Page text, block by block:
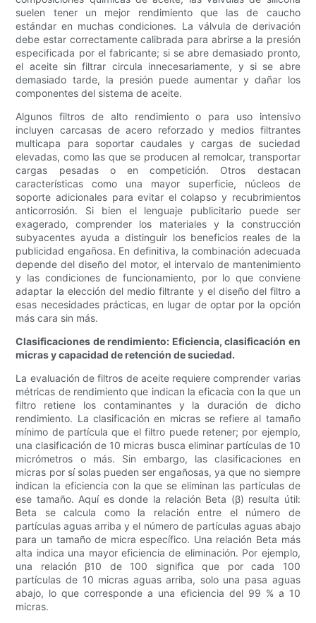
suelen tener un mejor rendimiento que las de caucho
estándar en muchas condiciones. La válvula de derivación
debe estar correctamente calibrada para abrirse a la presión
especificada por el fabricante; si se abre demasiado pronto,
el aceite sin filtrar circula innecesariamente, y si se abre
demasiado tarde, la presión puede aumentar y dañar los
componentes del sistema de aceite.
Algunos filtros de alto rendimiento o para uso intensivo
incluyen carcasas de acero reforzado y medios filtrantes
multicapa para soportar caudales y cargas de suciedad
elevadas, como las que se producen al remolcar, transportar
cargas pesadas o en competición. Otros destacan
características como una mayor superficie, núcleos de
soporte adicionales para evitar el colapso y recubrimientos
anticorrosión. Si bien el lenguaje publicitario puede ser
exagerado, comprender los materiales y la construcción
subyacentes ayuda a distinguir los beneficios reales de la
publicidad engañosa. En definitiva, la combinación adecuada
depende del diseño del motor, el intervalo de mantenimiento
y las condiciones de funcionamiento, por lo que conviene
adaptar la elección del medio filtrante y el diseño del filtro a
esas necesidades prácticas, en lugar de optar por la opción
más cara sin más.
Clasificaciones de rendimiento: Eficiencia, clasificación en
micras y capacidad de retención de suciedad.
La evaluación de filtros de aceite requiere comprender varias
métricas de rendimiento que indican la eficacia con la que un
filtro retiene los contaminantes y la duración de dicho
rendimiento. La clasificación en micras se refiere al tamaño
mínimo de partícula que el filtro puede retener; por ejemplo,
una clasificación de 10 micras busca eliminar partículas de 10
micrómetros o más. Sin embargo, las clasificaciones en
micras por sí solas pueden ser engañosas, ya que no siempre
indican la eficiencia con la que se eliminan las partículas de
ese tamaño. Aquí es donde la relación Beta (β) resulta útil:
Beta se calcula como la relación entre el número de
partículas aguas arriba y el número de partículas aguas abajo
para un tamaño de micra específico. Una relación Beta más
alta indica una mayor eficiencia de eliminación. Por ejemplo,
una relación β10 de 100 significa que por cada 100
partículas de 10 micras aguas arriba, solo una pasa aguas
abajo, lo que corresponde a una eficiencia del 99 % a 10
micras.